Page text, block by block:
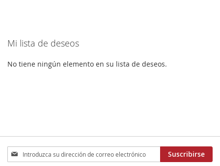
FAVORITOS
Mi lista de deseos
No tiene ningún elemento en su lista de deseos.
Inscríbase
a
Suscribirse